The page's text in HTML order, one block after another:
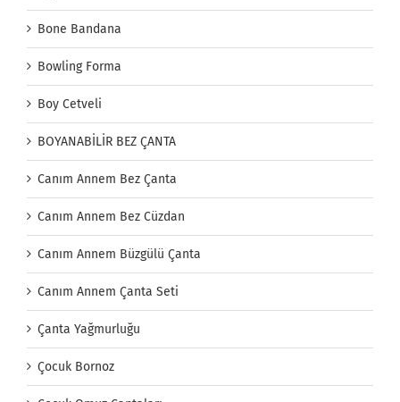
Bone Bandana
Bowling Forma
Boy Cetveli
BOYANABİLİR BEZ ÇANTA
Canım Annem Bez Çanta
Canım Annem Bez Cüzdan
Canım Annem Büzgülü Çanta
Canım Annem Çanta Seti
Çanta Yağmurluğu
Çocuk Bornoz